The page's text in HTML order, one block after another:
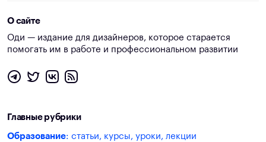
О сайте
Оди — издание для дизайнеров, которое старается
помогать им в работе и профессиональном развитии
Главные рубрики
Образование: статьи, курсы, уроки, лекции